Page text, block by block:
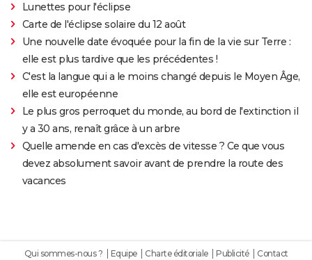
Lunettes pour l'éclipse
Carte de l'éclipse solaire du 12 août
Une nouvelle date évoquée pour la fin de la vie sur Terre :
elle est plus tardive que les précédentes !
C'est la langue qui a le moins changé depuis le Moyen Âge,
elle est européenne
Le plus gros perroquet du monde, au bord de l'extinction il
y a 30 ans, renaît grâce à un arbre
Quelle amende en cas d'excès de vitesse ? Ce que vous
devez absolument savoir avant de prendre la route des
vacances
Qui sommes-nous ? Equipe Charte éditoriale Publicité Contact